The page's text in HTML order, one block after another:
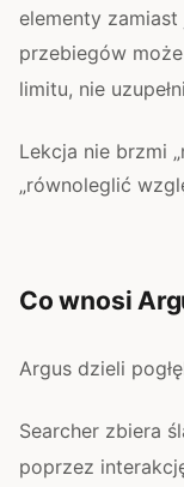
elementy zamiast
przebiegów
limitu, nie
Lekcja nie brzmi
„równoleglić
Co wnosi
Argus dzieli
Searcher zbiera
poprzez